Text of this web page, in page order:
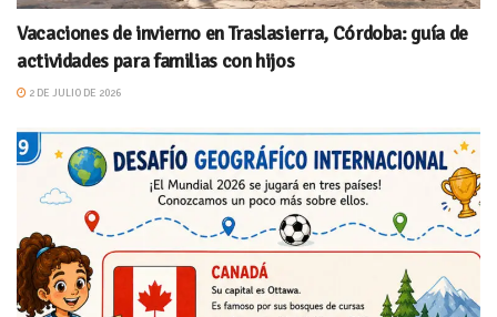
Vacaciones de invierno en Traslasierra, Córdoba: guía de
actividades para familias con hijos
2 DE JULIO DE 2026